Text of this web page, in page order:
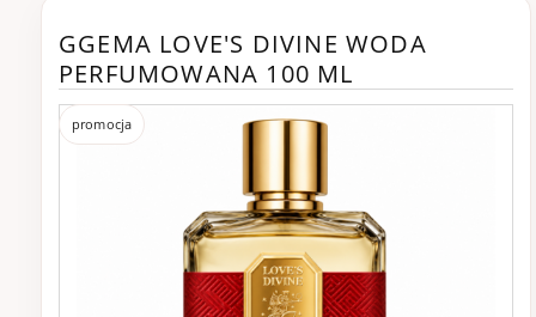
GGEMA LOVE'S DIVINE WODA
PERFUMOWANA 100 ML
promocja